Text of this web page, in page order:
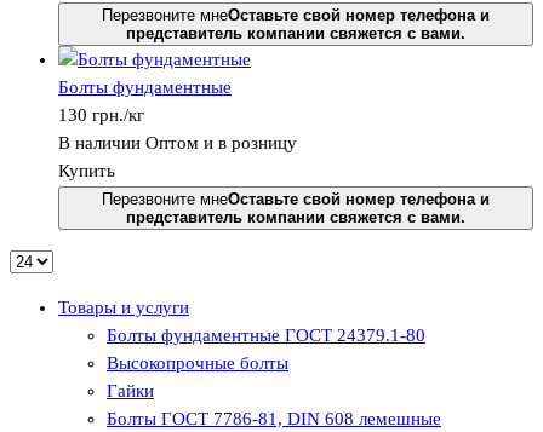
Перезвоните мнеОставьте свой номер телефона и
представитель компании свяжется с вами.
Болты фундаментные
130 грн./кг
В наличии Оптом и в розницу
Купить
Перезвоните мнеОставьте свой номер телефона и
представитель компании свяжется с вами.
Товары и услуги
Болты фундаментные ГОСТ 24379.1-80
Высокопрочные болты
Гайки
Болты ГОСТ 7786-81, DIN 608 лемешные